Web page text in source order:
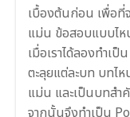
เบื้องต้นก่อน เพื่อที่จ
แม่น ข้อสอบแบบไห
เมื่อเราได้ลองทำเ
ตะลุยแต่ละบท บทไ
แม่น และเป็นบทสำ
จากนั้นจึงทำเป็น